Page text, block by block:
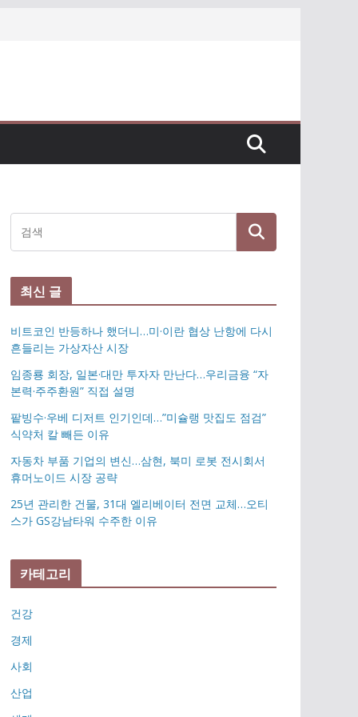
최신 글
비트코인 반등하나 했더니…미·이란 협상 난항에 다시
흔들리는 가상자산 시장
임종룡 회장, 일본·대만 투자자 만난다…우리금융 “자
본력·주주환원” 직접 설명
팥빙수·우베 디저트 인기인데…”미슐랭 맛집도 점검”
식약처 칼 빼든 이유
자동차 부품 기업의 변신…삼현, 북미 로봇 전시회서
휴머노이드 시장 공략
25년 관리한 건물, 31대 엘리베이터 전면 교체…오티
스가 GS강남타워 수주한 이유
카테고리
건강
경제
사회
산업